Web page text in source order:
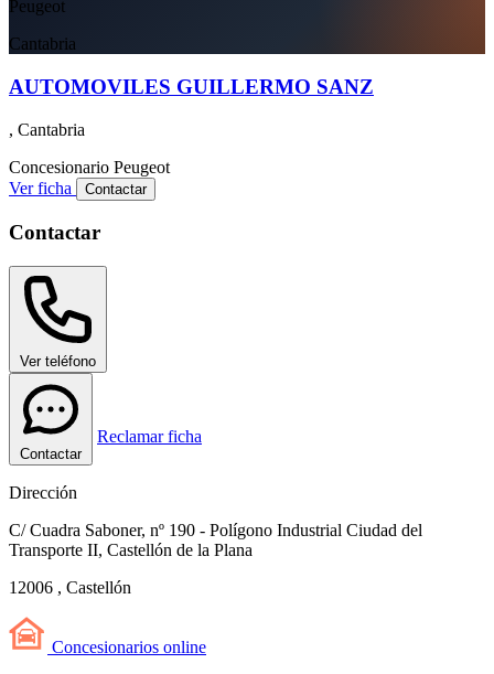
Peugeot
Cantabria
AUTOMOVILES GUILLERMO SANZ
, Cantabria
Concesionario Peugeot
Ver ficha
Contactar
Contactar
Ver teléfono
Contactar
Reclamar ficha
Dirección
C/ Cuadra Saboner, nº 190 - Polígono Industrial Ciudad del
Transporte II, Castellón de la Plana
12006 , Castellón
Concesionarios online